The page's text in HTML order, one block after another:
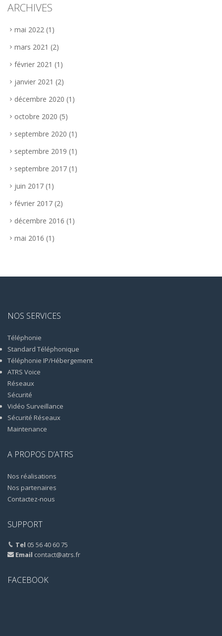
ARCHIVES
mai 2022 (1)
mars 2021 (2)
février 2021 (1)
janvier 2021 (2)
décembre 2020 (1)
octobre 2020 (5)
septembre 2020 (1)
septembre 2019 (1)
septembre 2017 (1)
juin 2017 (1)
février 2017 (2)
décembre 2016 (1)
mai 2016 (1)
NOS SERVICES
Téléphonie
Standard Téléphonique
Téléphonie IP/Hébergement
ATRS Voice
Réseaux
Sécurité
Vidéo Surveillance
Sécurité Réseaux
Maintenance
A PROPOS D’ATRS
Nos réalisations
Nos partenaires
Contactez-nous
SUPPORT
Tel 05 56 40 60 75
Email contact@atrs.fr
FACEBOOK